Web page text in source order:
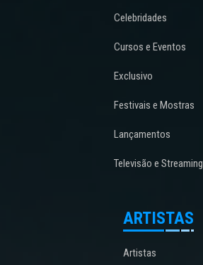
Celebridades
Cursos e Eventos
Exclusivo
Festivais e Mostras
Lançamentos
Televisão e Streaming
ARTISTAS
Artistas